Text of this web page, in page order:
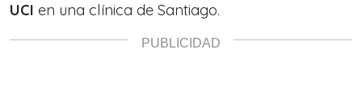
UCI en una clínica de Santiago.